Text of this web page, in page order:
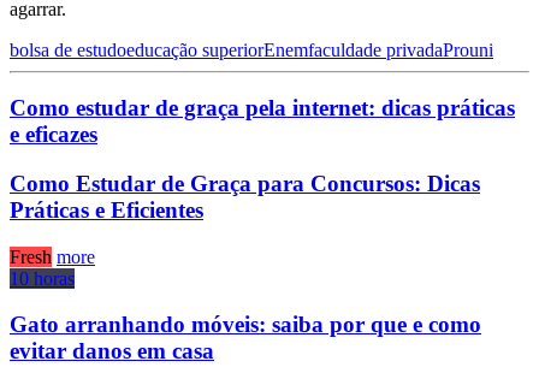
agarrar.
bolsa de estudoeducação superiorEnemfaculdade privadaProuni
Como estudar de graça pela internet: dicas práticas
e eficazes
Como Estudar de Graça para Concursos: Dicas
Práticas e Eficientes
Fresh more
10 horas
Gato arranhando móveis: saiba por que e como
evitar danos em casa